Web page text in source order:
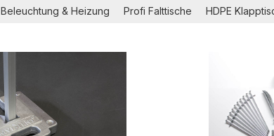
Beleuchtung & Heizung Profi Falttische HDPE